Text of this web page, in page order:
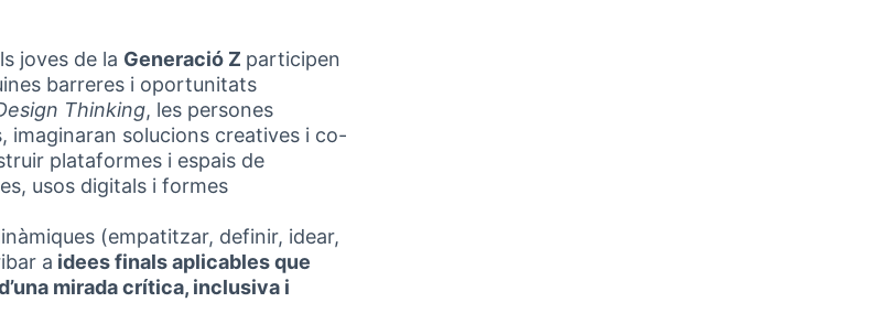
joves de la Generació Z participen
barreres i oportunitats
Thinking, les persones
solucions creatives i co-
plataformes i espais de
usos digitals i formes
(empatitzar, definir, idear,
a idees finals aplicables que
mirada crítica, inclusiva i